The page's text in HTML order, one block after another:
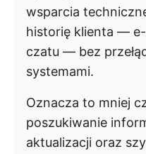
wsparcia
historię klienta — e-
czatu — bez
systemami.
Oznacza to mniej
poszukiwanie
aktualizacji oraz